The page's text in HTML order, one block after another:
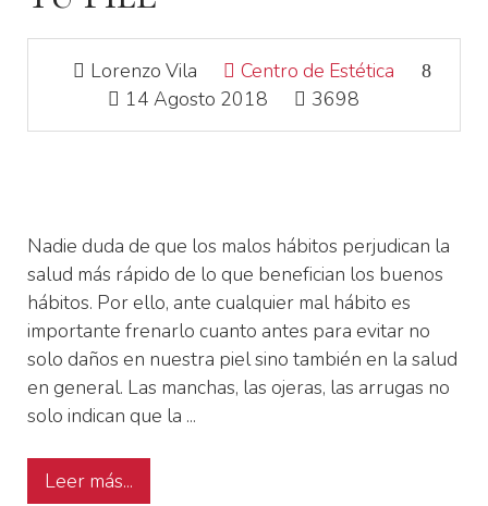
Lorenzo Vila
Centro de Estética
14 Agosto 2018
3698
Nadie duda de que los malos hábitos perjudican la
salud más rápido de lo que benefician los buenos
hábitos. Por ello, ante cualquier mal hábito es
importante frenarlo cuanto antes para evitar no
solo daños en nuestra piel sino también en la salud
en general. Las manchas, las ojeras, las arrugas no
solo indican que la ...
Leer más...